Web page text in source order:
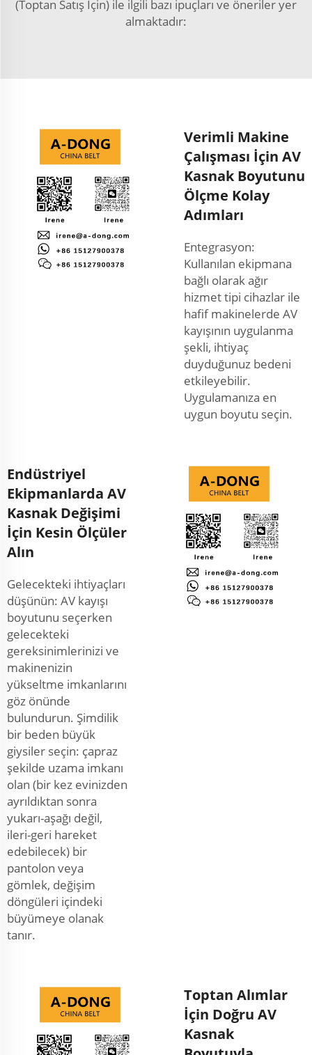
(Toptan Satış İçin) ile ilgili bazı ipuçları ve öneriler yer
almaktadır:
Verimli Makine
Çalışması İçin AV
Kasnak Boyutunu
Ölçme Kolay
Adımları
Entegrasyon:
Kullanılan ekipmana
bağlı olarak ağır
hizmet tipi cihazlar ile
hafif makinelerde AV
kayışının uygulanma
şekli, ihtiyaç
duyduğunuz bedeni
etkileyebilir.
Uygulamanıza en
uygun boyutu seçin.
Endüstriyel
Ekipmanlarda AV
Kasnak Değişimi
İçin Kesin Ölçüler
Alın
Gelecekteki ihtiyaçları
düşünün: AV kayışı
boyutunu seçerken
gelecekteki
gereksinimlerinizi ve
makinenizin
yükseltme imkanlarını
göz önünde
bulundurun. Şimdilik
bir beden büyük
giysiler seçin: çapraz
şekilde uzama imkanı
olan (bir kez evinizden
ayrıldıktan sonra
yukarı-aşağı değil,
ileri-geri hareket
edebilecek) bir
pantolon veya
gömlek, değişim
döngüleri içindeki
büyümeye olanak
tanır.
Toptan Alımlar
İçin Doğru AV
Kasnak